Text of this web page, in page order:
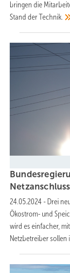
bringen die
Stand derTechnik.
24.05.2024 - Drei
Ökostrom- und
wird es einfacher,
Netzbetreiber sollen